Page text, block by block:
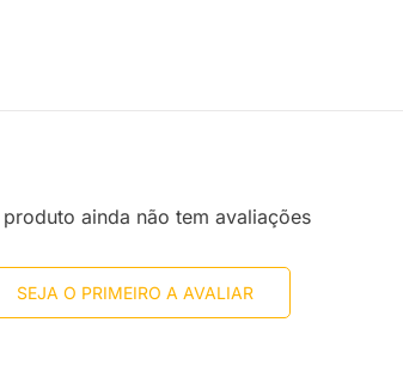
produto ainda não tem avaliações
SEJA O PRIMEIRO A AVALIAR